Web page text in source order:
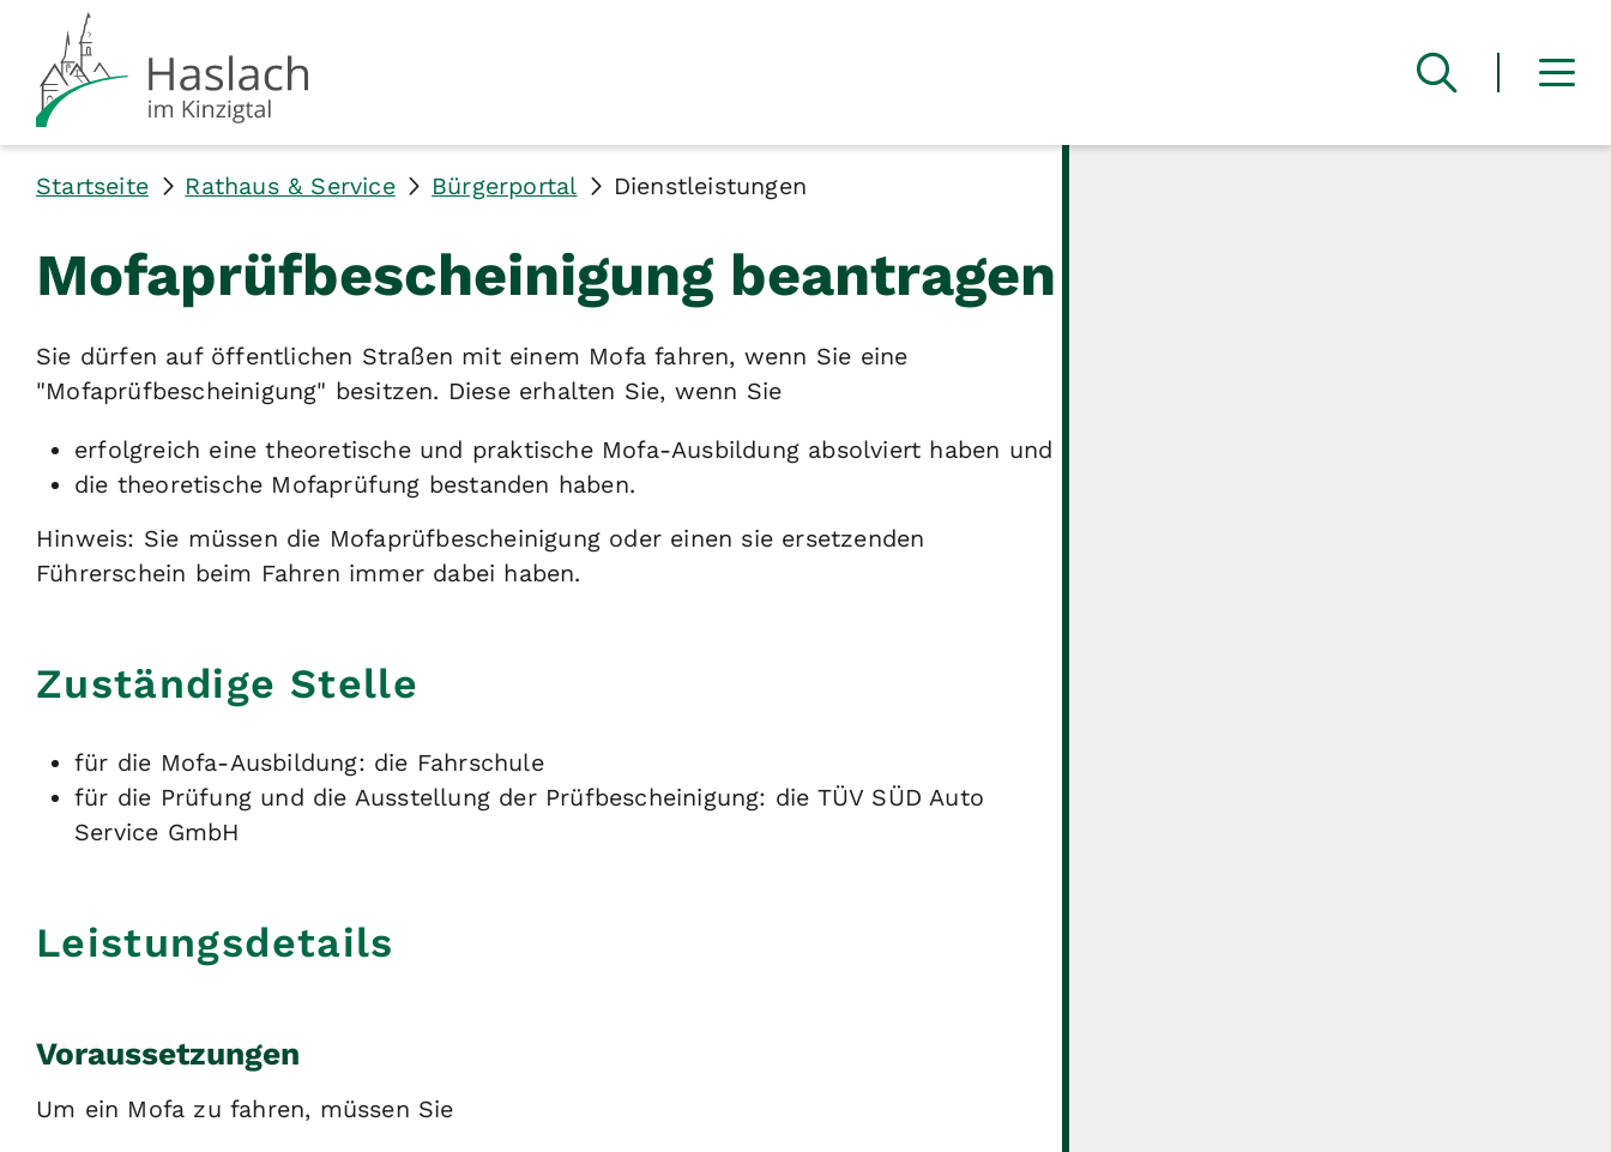
Startseite Rathaus & Service Bürgerportal Dienstleistungen
Mofaprüfbescheinigung beantragen
Sie dürfen auf öffentlichen Straßen mit einem Mofa fahren, wenn Sie eine
"Mofaprüfbescheinigung" besitzen. Diese erhalten Sie, wenn Sie
erfolgreich eine theoretische und praktische Mofa-Ausbildung absolviert haben und
die theoretische Mofaprüfung bestanden haben.
Hinweis: Sie müssen die Mofaprüfbescheinigung oder einen sie ersetzenden
Führerschein beim Fahren immer dabei haben.
Zuständige Stelle
für die Mofa-Ausbildung: die Fahrschule
für die Prüfung und die Ausstellung der Prüfbescheinigung: die TÜV SÜD Auto
Service GmbH
Leistungsdetails
Voraussetzungen
Um ein Mofa zu fahren, müssen Sie